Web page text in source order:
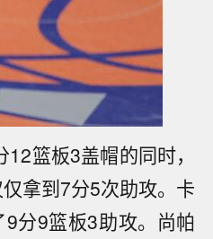
篮板3盖帽的同时，
拿到7分5次助攻。卡
分9篮板3助攻。尚帕